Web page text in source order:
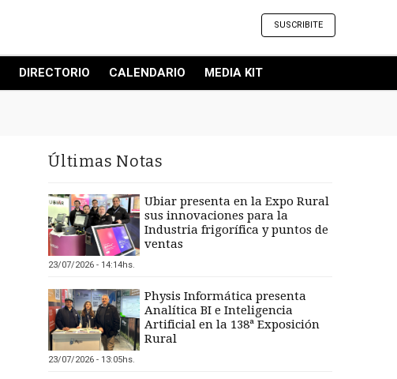
SUSCRIBITE
DIRECTORIO CALENDARIO MEDIA KIT
Últimas Notas
Ubiar presenta en la Expo Rural
sus innovaciones para la
Industria frigorífica y puntos de
ventas
23/07/2026 - 14:14hs.
Physis Informática presenta
Analítica BI e Inteligencia
Artificial en la 138ª Exposición
Rural
23/07/2026 - 13:05hs.